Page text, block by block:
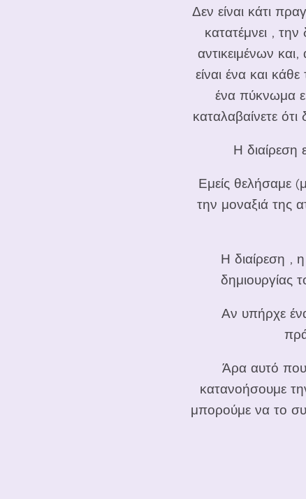
Δεν είναι κάτι
κατατέμνει ,
αντικειμένων
είναι ένα και
ένα πύκνωμα ε
καταλαβαίνετε
Η διαίρεση
Εμείς θελήσαμε
την μοναξιά της
Η διαίρεση ,
δημιουργίας
Αν υπήρχε
Άρα αυτό που
κατανοήσουμε
μπορούμε να το